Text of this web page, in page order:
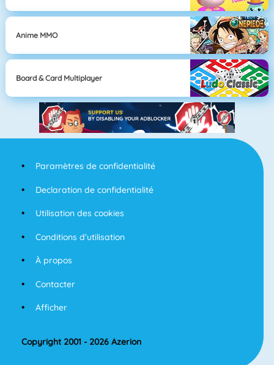
Anime MMO
Board & Card Multiplayer
Paramètres de confidentialité
Declaration de confidentialité
Utilisation des cookies
Conditions d'utilisation
À propos
Contacter
Afficher
Copyright 2001 - 2026 Azerion